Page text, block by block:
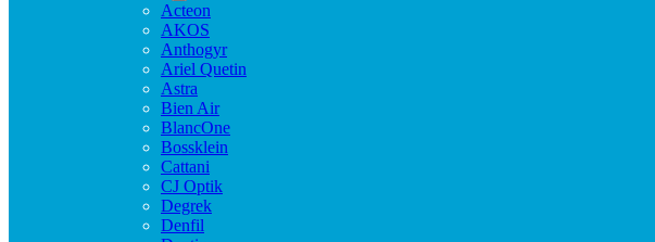
Acteon
AKOS
Anthogyr
Ariel Quetin
Astra
Bien Air
BlancOne
Bossklein
Cattani
CJ Optik
Degrek
Denfil